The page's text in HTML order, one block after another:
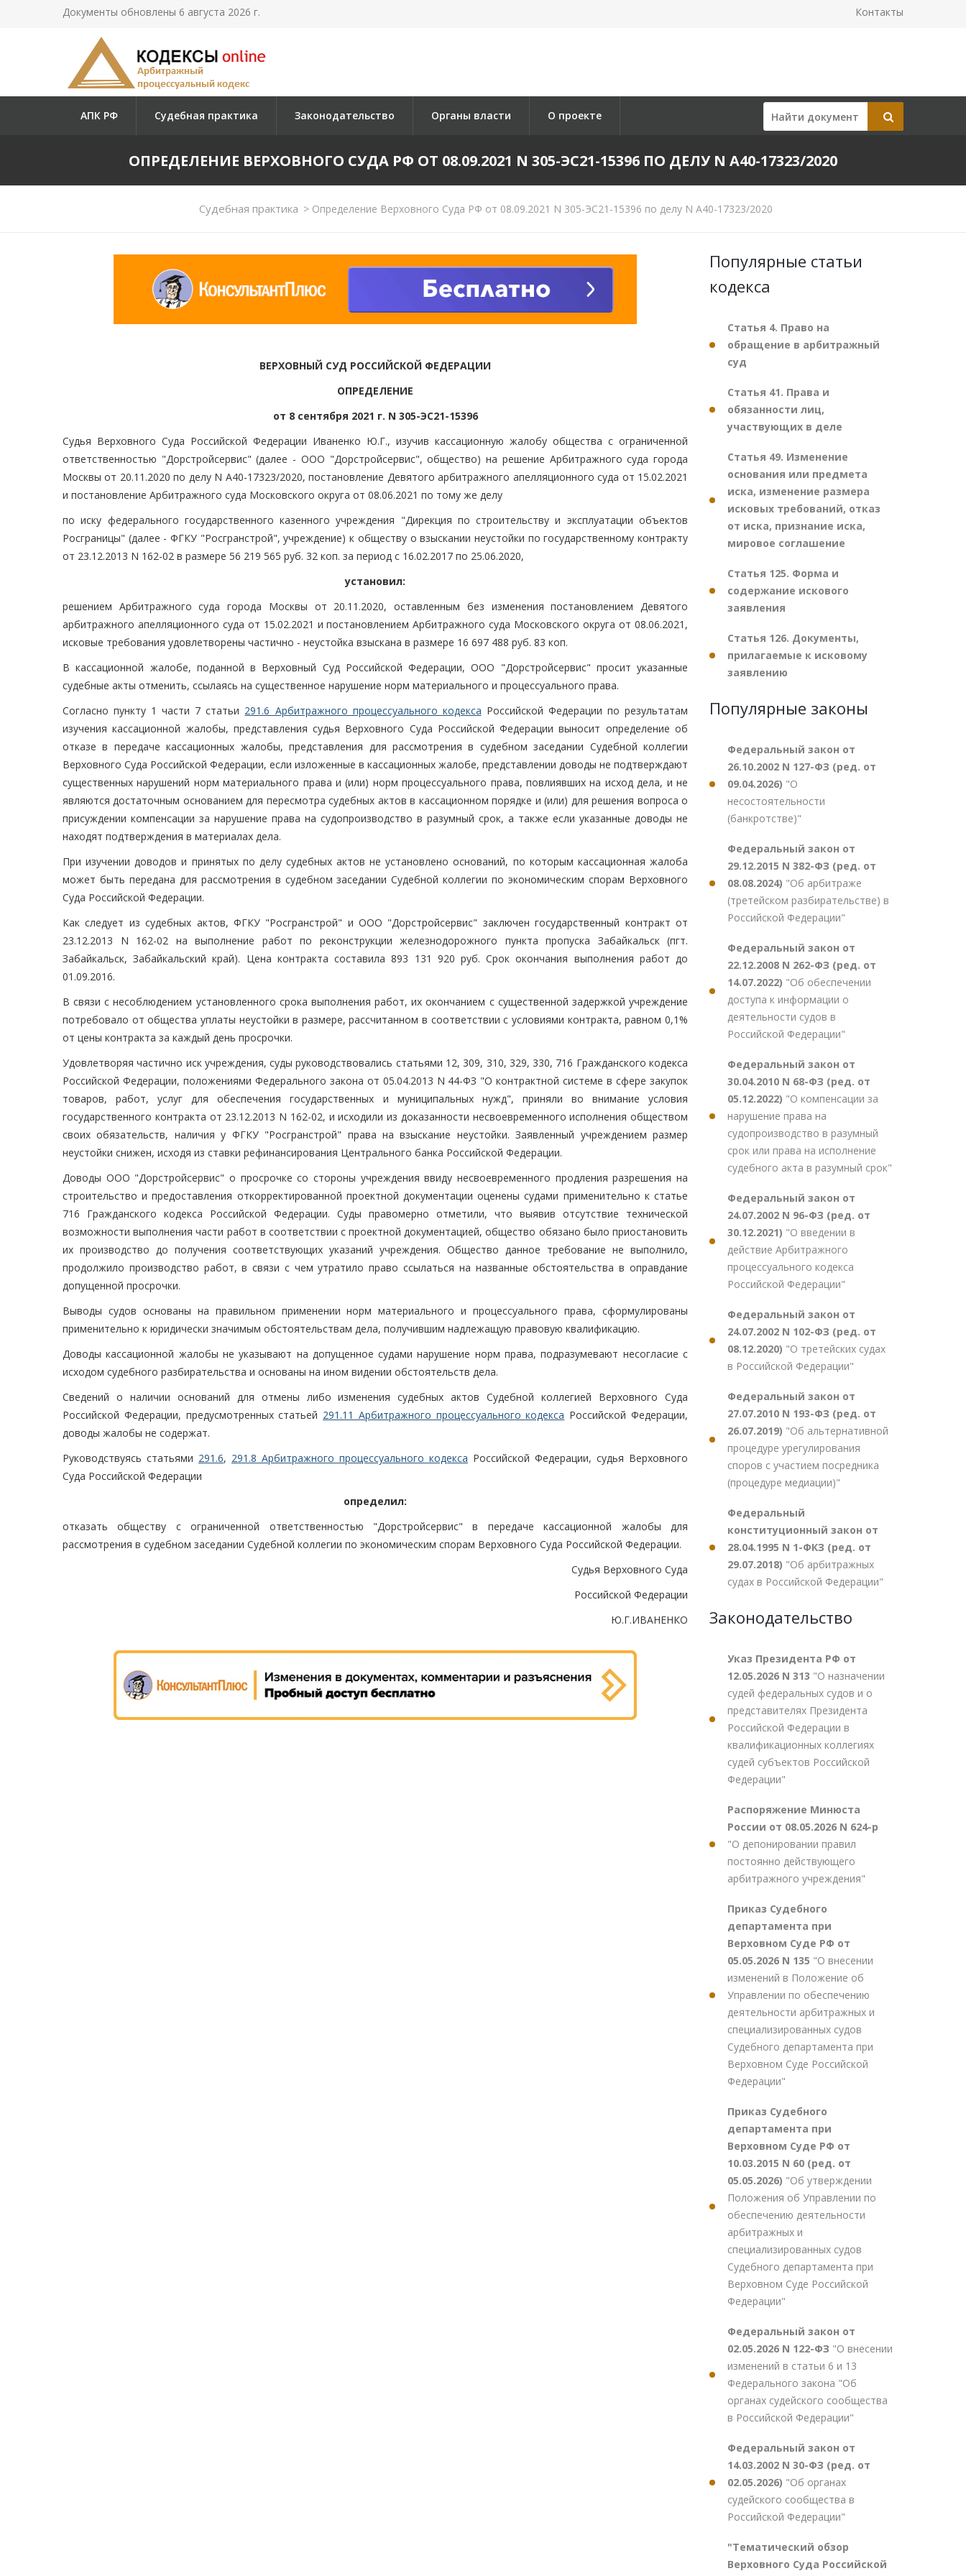
Документы обновлены 6 августа 2026 г. Контакты
АПК РФ Судебная практика Законодательство Органы власти О проекте
ОПРЕДЕЛЕНИЕ ВЕРХОВНОГО СУДА РФ ОТ 08.09.2021 N 305-ЭС21-15396 ПО ДЕЛУ N А40-17323/2020
Судебная практика >Определение Верховного Суда РФ от 08.09.2021 N 305-ЭС21-15396 по делу N А40-17323/2020
ВЕРХОВНЫЙ СУД РОССИЙСКОЙ ФЕДЕРАЦИИ
ОПРЕДЕЛЕНИЕ
от 8 сентября 2021 г. N 305-ЭС21-15396
Судья Верховного Суда Российской Федерации Иваненко Ю.Г., изучив кассационную жалобу общества с ограниченной
ответственностью "Дорстройсервис" (далее - ООО "Дорстройсервис", общество) на решение Арбитражного суда города
Москвы от 20.11.2020 по делу N А40-17323/2020, постановление Девятого арбитражного апелляционного суда от 15.02.2021
и постановление Арбитражного суда Московского округа от 08.06.2021 по тому же делу
по иску федерального государственного казенного учреждения "Дирекция по строительству и эксплуатации объектов
Росграницы" (далее - ФГКУ "Росгранстрой", учреждение) к обществу о взыскании неустойки по государственному контракту
от 23.12.2013 N 162-02 в размере 56 219 565 руб. 32 коп. за период с 16.02.2017 по 25.06.2020,
установил:
решением Арбитражного суда города Москвы от 20.11.2020, оставленным без изменения постановлением Девятого
арбитражного апелляционного суда от 15.02.2021 и постановлением Арбитражного суда Московского округа от 08.06.2021,
исковые требования удовлетворены частично - неустойка взыскана в размере 16 697 488 руб. 83 коп.
В кассационной жалобе, поданной в Верховный Суд Российской Федерации, ООО "Дорстройсервис" просит указанные
судебные акты отменить, ссылаясь на существенное нарушение норм материального и процессуального права.
Согласно пункту 1 части 7 статьи 291.6 Арбитражного процессуального кодекса Российской Федерации по результатам
изучения кассационной жалобы, представления судья Верховного Суда Российской Федерации выносит определение об
отказе в передаче кассационных жалобы, представления для рассмотрения в судебном заседании Судебной коллегии
Верховного Суда Российской Федерации, если изложенные в кассационных жалобе, представлении доводы не подтверждают
существенных нарушений норм материального права и (или) норм процессуального права, повлиявших на исход дела, и не
являются достаточным основанием для пересмотра судебных актов в кассационном порядке и (или) для решения вопроса о
присуждении компенсации за нарушение права на судопроизводство в разумный срок, а также если указанные доводы не
находят подтверждения в материалах дела.
При изучении доводов и принятых по делу судебных актов не установлено оснований, по которым кассационная жалоба
может быть передана для рассмотрения в судебном заседании Судебной коллегии по экономическим спорам Верховного
Суда Российской Федерации.
Как следует из судебных актов, ФГКУ "Росгранстрой" и ООО "Дорстройсервис" заключен государственный контракт от
23.12.2013 N 162-02 на выполнение работ по реконструкции железнодорожного пункта пропуска Забайкальск (пгт.
Забайкальск, Забайкальский край). Цена контракта составила 893 131 920 руб. Срок окончания выполнения работ до
01.09.2016.
В связи с несоблюдением установленного срока выполнения работ, их окончанием с существенной задержкой учреждение
потребовало от общества уплаты неустойки в размере, рассчитанном в соответствии с условиями контракта, равном 0,1%
от цены контракта за каждый день просрочки.
Удовлетворяя частично иск учреждения, суды руководствовались статьями 12, 309, 310, 329, 330, 716 Гражданского кодекса
Российской Федерации, положениями Федерального закона от 05.04.2013 N 44-ФЗ "О контрактной системе в сфере закупок
товаров, работ, услуг для обеспечения государственных и муниципальных нужд", приняли во внимание условия
государственного контракта от 23.12.2013 N 162-02, и исходили из доказанности несвоевременного исполнения обществом
своих обязательств, наличия у ФГКУ "Росгранстрой" права на взыскание неустойки. Заявленный учреждением размер
неустойки снижен, исходя из ставки рефинансирования Центрального банка Российской Федерации.
Доводы ООО "Дорстройсервис" о просрочке со стороны учреждения ввиду несвоевременного продления разрешения на
строительство и предоставления откорректированной проектной документации оценены судами применительно к статье
716 Гражданского кодекса Российской Федерации. Суды правомерно отметили, что выявив отсутствие технической
возможности выполнения части работ в соответствии с проектной документацией, общество обязано было приостановить
их производство до получения соответствующих указаний учреждения. Общество данное требование не выполнило,
продолжило производство работ, в связи с чем утратило право ссылаться на названные обстоятельства в оправдание
допущенной просрочки.
Выводы судов основаны на правильном применении норм материального и процессуального права, сформулированы
применительно к юридически значимым обстоятельствам дела, получившим надлежащую правовую квалификацию.
Доводы кассационной жалобы не указывают на допущенное судами нарушение норм права, подразумевают несогласие с
исходом судебного разбирательства и основаны на ином видении обстоятельств дела.
Сведений о наличии оснований для отмены либо изменения судебных актов Судебной коллегией Верховного Суда
Российской Федерации, предусмотренных статьей 291.11 Арбитражного процессуального кодекса Российской Федерации,
доводы жалобы не содержат.
Руководствуясь статьями 291.6, 291.8 Арбитражного процессуального кодекса Российской Федерации, судья Верховного
Суда Российской Федерации
определил:
отказать обществу с ограниченной ответственностью "Дорстройсервис" в передаче кассационной жалобы для
рассмотрения в судебном заседании Судебной коллегии по экономическим спорам Верховного Суда Российской Федерации.
Судья Верховного Суда
Российской Федерации
Ю.Г.ИВАНЕНКО
Популярные статьи
кодекса
Статья 4. Право на
обращение в арбитражный
суд
Статья 41. Права и
обязанности лиц,
участвующих в деле
Статья 49. Изменение
основания или предмета
иска, изменение размера
исковых требований, отказ
от иска, признание иска,
мировое соглашение
Статья 125. Форма и
содержание искового
заявления
Статья 126. Документы,
прилагаемые к исковому
заявлению
Популярные законы
Федеральный закон от
26.10.2002 N 127-ФЗ (ред. от
09.04.2026) "О
несостоятельности
(банкротстве)"
Федеральный закон от
29.12.2015 N 382-ФЗ (ред. от
08.08.2024) "Об арбитраже
(третейском разбирательстве) в
Российской Федерации"
Федеральный закон от
22.12.2008 N 262-ФЗ (ред. от
14.07.2022) "Об обеспечении
доступа к информации о
деятельности судов в
Российской Федерации"
Федеральный закон от
30.04.2010 N 68-ФЗ (ред. от
05.12.2022) "О компенсации за
нарушение права на
судопроизводство в разумный
срок или права на исполнение
судебного акта в разумный срок"
Федеральный закон от
24.07.2002 N 96-ФЗ (ред. от
30.12.2021) "О введении в
действие Арбитражного
процессуального кодекса
Российской Федерации"
Федеральный закон от
24.07.2002 N 102-ФЗ (ред. от
08.12.2020) "О третейских судах
в Российской Федерации"
Федеральный закон от
27.07.2010 N 193-ФЗ (ред. от
26.07.2019) "Об альтернативной
процедуре урегулирования
споров с участием посредника
(процедуре медиации)"
Федеральный
конституционный закон от
28.04.1995 N 1-ФКЗ (ред. от
29.07.2018) "Об арбитражных
судах в Российской Федерации"
Законодательство
Указ Президента РФ от
12.05.2026 N 313 "О назначении
судей федеральных судов и о
представителях Президента
Российской Федерации в
квалификационных коллегиях
судей субъектов Российской
Федерации"
Распоряжение Минюста
России от 08.05.2026 N 624-р
"О депонировании правил
постоянно действующего
арбитражного учреждения"
Приказ Судебного
департамента при
Верховном Суде РФ от
05.05.2026 N 135 "О внесении
изменений в Положение об
Управлении по обеспечению
деятельности арбитражных и
специализированных судов
Судебного департамента при
Верховном Суде Российской
Федерации"
Приказ Судебного
департамента при
Верховном Суде РФ от
10.03.2015 N 60 (ред. от
05.05.2026) "Об утверждении
Положения об Управлении по
обеспечению деятельности
арбитражных и
специализированных судов
Судебного департамента при
Верховном Суде Российской
Федерации"
Федеральный закон от
02.05.2026 N 122-ФЗ "О внесении
изменений в статьи 6 и 13
Федерального закона "Об
органах судейского сообщества
в Российской Федерации"
Федеральный закон от
14.03.2002 N 30-ФЗ (ред. от
02.05.2026) "Об органах
судейского сообщества в
Российской Федерации"
"Тематический обзор
Верховного Суда Российской